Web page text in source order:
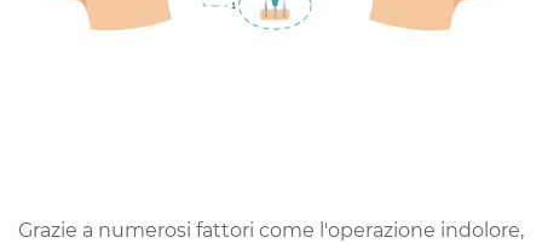
Grazie a numerosi fattori come l'operazione indolore,